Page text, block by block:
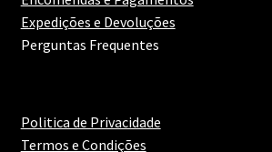
Expedições e Devoluções
Perguntas Frequentes
Politica de Privacidade
Termos e Condições